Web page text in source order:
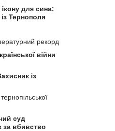
для сина:
Тернополя
рекорд
війни
із
суд
за вбивство